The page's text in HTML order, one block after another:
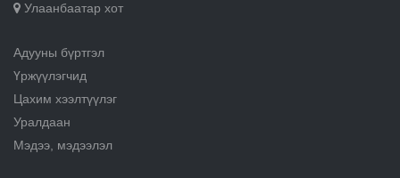
Улаанбаатар хот
Адууны бүртгэл
Үржүүлэгчид
Цахим хээлтүүлэг
Уралдаан
Мэдээ, мэдээлэл